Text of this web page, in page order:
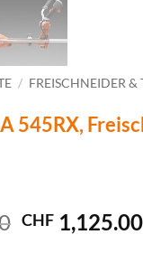
/ FREISCHNEIDER &
545RX,
CHF 1,125.00